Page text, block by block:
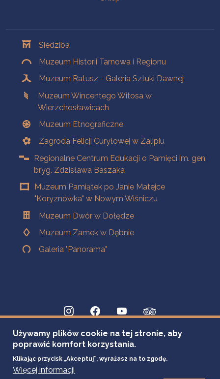
Siedziba
Muzeum Historii Tarnowa i Regionu
Muzeum Ratusz - Galeria Sztuki Dawnej
Muzeum Wincentego Witosa w
Wierzchosławicach
Muzeum Etnograficzne
Zagroda Felicji Curyłowej w Zalipiu
Regionalne Centrum Edukacji o Pamięci im. gen.
bryg. Zdzisława Baszaka
Muzeum Pamiątek po Janie Matejce
"Koryznówka" w Nowym Wiśniczu
Muzeum Dwór w Dołędze
Muzeum Zamek w Dębnie
Galeria "Panorama"
Używamy plików cookie na tej stronie, aby
poprawić komfort korzystania.
Klikając przycisk „Akceptuj”, wyrażasz na to zgodę.
Więcej informacji